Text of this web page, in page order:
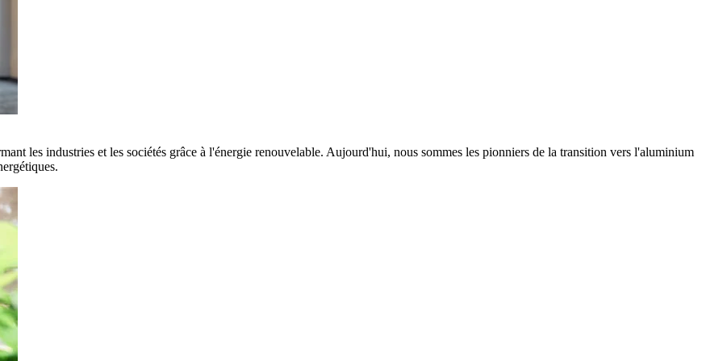
les industries et les sociétés grâce à l'énergie renouvelable. Aujourd'hui, nous sommes les pionniers de la transition vers l'aluminium